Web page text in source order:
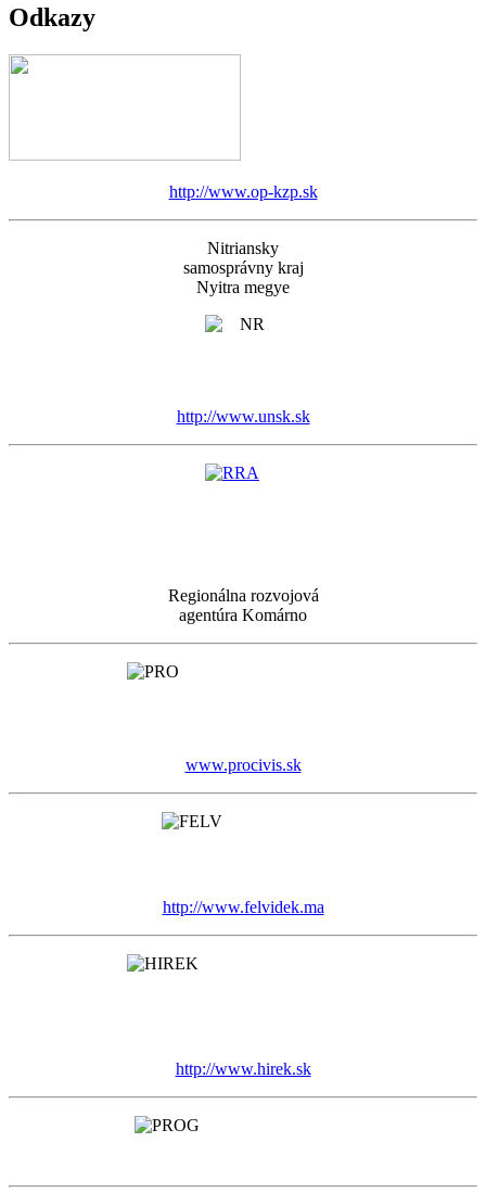
Odkazy
http://www.op-kzp.sk
Nitriansky
samosprávny kraj
Nyitra megye
http://www.unsk.sk
Regionálna rozvojová
agentúra Komárno
www.procivis.sk
http://www.felvidek.ma
http://www.hirek.sk